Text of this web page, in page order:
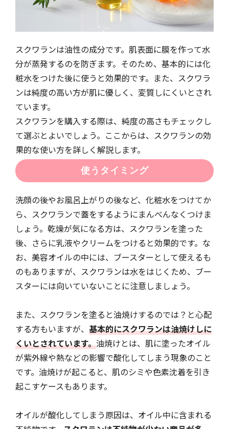
スクワランは油性の成分です。肌表面に膜を作って水
分が蒸発するのを防ぎます。そのため、基本的には化
粧水をつけた後に使うと効果的です。また、スクワラ
ンは純度の高い方が肌に優しく、変質しにくいとされ
ています。
スクワランを購入する際は、純度の高さもチェックし
て選ぶとよいでしょう。ここからは、スクワランの効
果的な使い方を詳しく解説します。
使うタイミング
洗顔の後やお風呂上がりの後など、化粧水をつけてか
ら、スクワランで蓋をするようにまんべんなくつけま
しょう。乾燥が気になる方は、スクワランを塗った
後、さらに乳液やクリームをつけると効果的です。な
お、美容オイルの中には、ブースターとして使えるも
のもありますが、スクワランは水をはじくため、ブー
スターには向いていないことに注意しましょう。
また、スクワランを塗ると油焼けするのでは？と心配
する方もいますが、 基本的にスクワランは油焼けしに
くいとされています。油焼けとは、肌に塗ったオイル
が紫外線や熱などの影響で酸化してしまう現象のこと
です。油焼けが起こると、肌のシミや色素沈着を引き
起こすケースもあります。
オイルが酸化してしまう原因は、オイル中に含まれる